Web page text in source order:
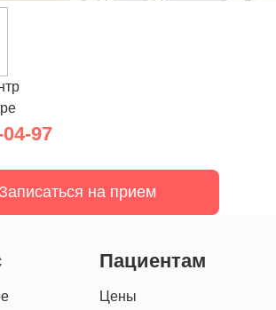
97
Записаться на прием
Пациентам
Цены